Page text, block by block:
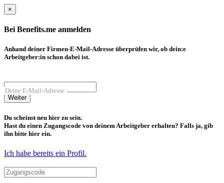
×
Bei Benefits.me anmelden
Anhand deiner Firmen-E-Mail-Adresse überprüfen wir, ob dein:e
Arbeitgeber:in schon dabei ist.
Deine E-Mail-Adresse
Weiter
Du scheinst neu hier zu sein.
Hast du einen Zugangscode von deinem Arbeitgeber erhalten? Falls ja, gib
ihn bitte hier ein.
Ich habe bereits ein Profil.